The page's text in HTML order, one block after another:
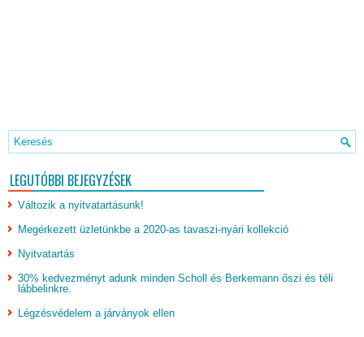
LEGUTÓBBI BEJEGYZÉSEK
Változik a nyitvatartásunk!
Megérkezett üzletünkbe a 2020-as tavaszi-nyári kollekció
Nyitvatartás
30% kedvezményt adunk minden Scholl és Berkemann őszi és téli
lábbelinkre.
Légzésvédelem a járványok ellen